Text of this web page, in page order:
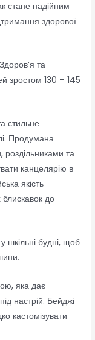
стане надійним
здорової
та
зростом 130 – 145
стильне
Продумана
роздільниками та
канцелярію в
якість
блискавок до
шкільні будні, щоб
яка дає
настрій. Бейджі
кастомізувати